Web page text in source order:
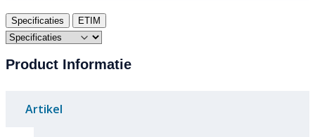
Specificaties ETIM
Product Informatie
Artikel